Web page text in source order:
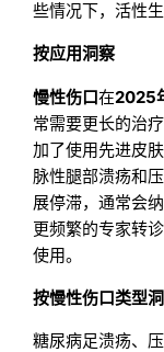
些情况下，活性
按应用洞察
慢性伤口在2025
常需要更长的治
加了使用先进皮
脉性腿部溃疡和
展停滞，通常会
更频繁的专家转
使用。
按慢性伤口类型
糖尿病足溃疡、